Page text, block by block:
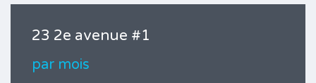
23 2e avenue #1
par mois